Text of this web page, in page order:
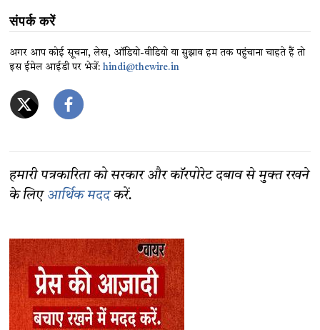
संपर्क करें
अगर आप कोई सूचना, लेख, ऑडियो-वीडियो या सुझाव हम तक पहुंचाना चाहते हैं तो
इस ईमेल आईडी पर भेजें:hindi@thewire.in
हमारी पत्रकारिता को सरकार और कॉरपोरेट दबाव से मुक्त रखने
के लिए आर्थिक मददकरें.